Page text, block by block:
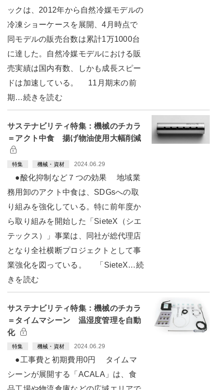
ックは、2012年から自然冷媒モデルの
冷凍ショーケースを展開、4月時点で
同モデルの販売台数は累計1万1000台
に達した。自然冷媒モデルにおける販
売実績は国内有数、しかも成長スピー
ドは加速している。 11月期末の前
期…続きを読む
サステナビリティ特集：機械のチカラ
＝アクト中食 揚げ物油使用大幅削減
特集 機械・資材 2024.06.29
●酸化抑制など７つの効果 地域業
務用卸のアクト中食は、SDGsへの取
り組みを強化している。特に前年度か
ら取り組みを開始した「SieteX（シエ
テックス）」事業は、同社が総代理店
となり全社横断プロジェクトとして事
業強化を図っている。 「SieteX…続
きを読む
サステナビリティ特集：機械のチカラ
＝タイムマシーン 温湿度管理を自動
化
特集 機械・資材 2024.06.29
●工事費と初期費用0円 タイムマ
シーンが展開する「ACALA」は、食